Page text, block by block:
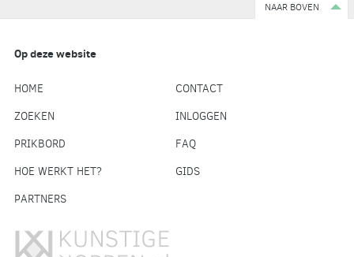
NAAR BOVEN
Op deze website
HOME
CONTACT
ZOEKEN
INLOGGEN
PRIKBORD
FAQ
HOE WERKT HET?
GIDS
PARTNERS